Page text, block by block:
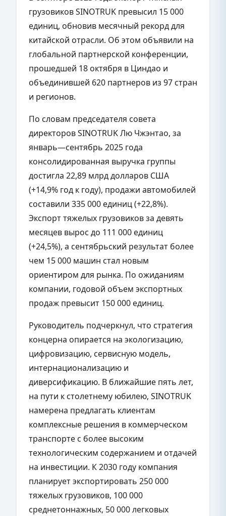
грузовиков SINOTRUK превысил 15 000
единиц, обновив месячный рекорд для
китайской отрасли. Об этом объявили на
глобальной партнерской конференции,
прошедшей 18 октября в Циндао и
объединившей 620 партнеров из 97 стран
и регионов.
По словам председателя совета
директоров SINOTRUK Лю Чжэнтао, за
январь—сентябрь 2025 года
консолидированная выручка группы
достигла 22,89 млрд долларов США
(+14,9% год к году), продажи автомобилей
составили 335 000 единиц (+22,8%).
Экспорт тяжелых грузовиков за девять
месяцев вырос до 111 000 единиц
(+24,5%), а сентябрьский результат более
чем 15 000 машин стал новым
ориентиром для рынка. По ожиданиям
компании, годовой объем экспортных
продаж превысит 150 000 единиц.
Руководитель подчеркнул, что стратегия
концерна опирается на экологизацию,
цифровизацию, сервисную модель,
интернационализацию и
диверсификацию. В ближайшие пять лет,
на пути к столетнему юбилею, SINOTRUK
намерена предлагать клиентам
комплексные решения в коммерческом
транспорте с более высоким
технологическим содержанием и отдачей
на инвестиции. К 2030 году компания
планирует экспортировать 250 000
тяжелых грузовиков, 100 000
среднетоннажных, 50 000 легковых